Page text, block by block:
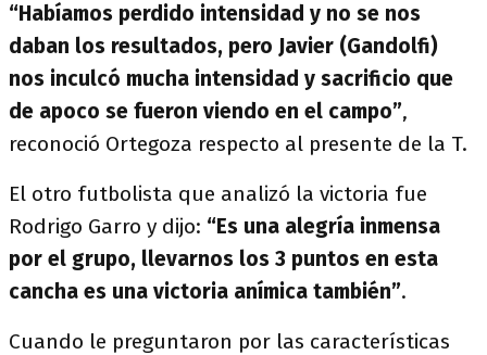
“Habíamos perdido intensidad y no se nos
daban los resultados, pero Javier (Gandolfi)
nos inculcó mucha intensidad y sacrificio que
de apoco se fueron viendo en el campo”,
reconoció Ortegoza respecto al presente de la T.
El otro futbolista que analizó la victoria fue
Rodrigo Garro y dijo: “Es una alegría inmensa
por el grupo, llevarnos los 3 puntos en esta
cancha es una victoria anímica también”.
Cuando le preguntaron por las características